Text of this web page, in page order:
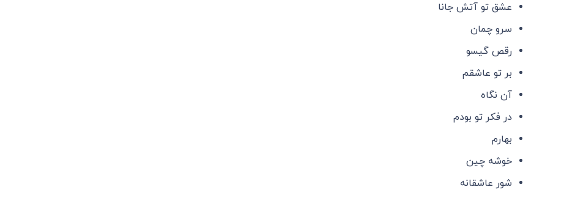
عشق تو آتش جانا
سرو چمان
رقص گیسو
بر تو عاشقم
آن نگاه
در فکر تو بودم
بهارم
خوشه چین
شور عاشقانه